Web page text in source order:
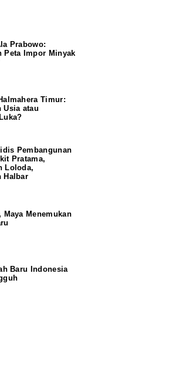
Prabowo:
Peta Impor Minyak
Timur:
Usia atau
Pembangunan
Pratama,
Loloda,
Halbar
Maya Menemukan
Baru Indonesia